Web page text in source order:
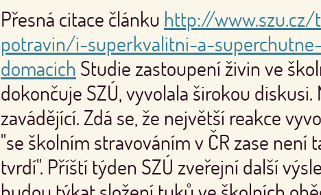
Přesná citace článku http://
potravin/i-superkvalitni-a-
domacich Studie zastoupení živin ve
dokončuje SZÚ, vyvolala širokou
zavádějící. Zdá se, že největší reakce
"se školním stravováním v ČR zase není
tvrdí". Příští týden SZÚ zveřejní další